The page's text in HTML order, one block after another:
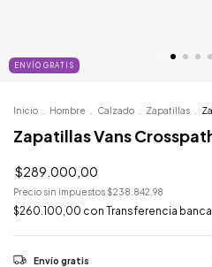
ENVÍO GRATIS
Inicio Hombre Calzado Zapatillas
Zapatillas Vans
$289.000,00
Precio sin impuestos $238.842,98
$260.100,00 con Transferencia
Envío gratis